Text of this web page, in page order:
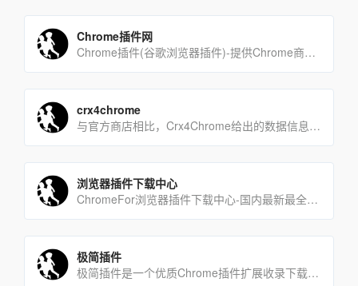
Chrome插件网
Chrome插件(谷歌浏览器插件)-提供Chrome商店中优秀的Chrome插件推荐与下载服务。Chrom[…]
crx4chrome
与官方商店相比，Crx4Chrome给出的数据信息更加全面，热门扩展排行、热门应用排行、最新扩展等不同形式的[…]
浏览器插件下载中心
ChromeFor浏览器插件下载中心-国内最新最全的浏览器chrome插件,应用,主题,下载中心。支持更新[…]
极简插件
极简插件是一个优质Chrome插件扩展收录下载网站，收录热门好用的Chrome插件扩展，国内最方便的插件下载网[…]